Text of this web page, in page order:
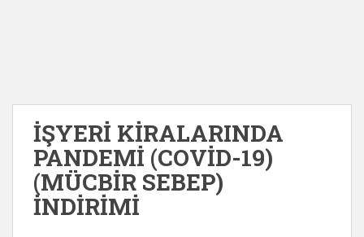
İŞYERİ KİRALARINDA
PANDEMİ (COVİD-19)
(MÜCBİR SEBEP)
İNDİRİMİ